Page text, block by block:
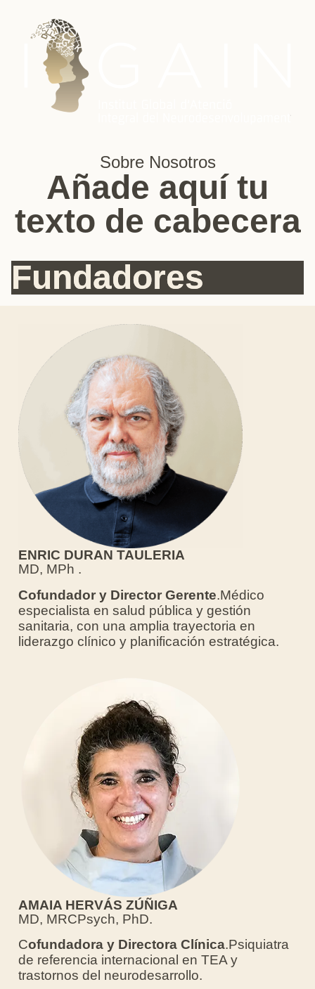
Sobre Nosotros
Añade aquí tu
texto de cabecera
Fundadores
ENRIC DURAN TAULERIA
MD, MPh .
Cofundador y Director Gerente.Médico
especialista en salud pública y gestión
sanitaria, con una amplia trayectoria en
liderazgo clínico y planificación estratégica.
AMAIA HERVÁS ZÚÑIGA
MD, MRCPsych, PhD.
Cofundadora y Directora Clínica.Psiquiatra
de referencia internacional en TEA y
trastornos del neurodesarrollo.